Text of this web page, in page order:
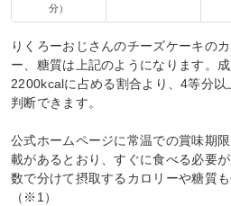
分）
りくろーおじさんのチーズケーキの
ー、糖質は上記のようになります。
2200kcalに占める割合より、4等分以
判断できます。
公式ホームページに常温での賞味期
載があるとおり、すぐに食べる必要
数で分けて摂取するカロリーや糖質
（※1）